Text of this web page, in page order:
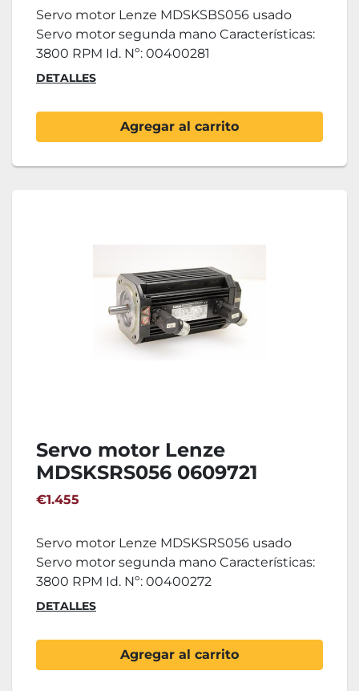
Servo motor Lenze MDSKSBS056 usado
Servo motor segunda mano Características:
3800 RPM Id. Nº: 00400281
DETALLES
Agregar al carrito
Servo motor Lenze
MDSKSRS056 0609721
€1.455
Servo motor Lenze MDSKSRS056 usado
Servo motor segunda mano Características:
3800 RPM Id. Nº: 00400272
DETALLES
Agregar al carrito